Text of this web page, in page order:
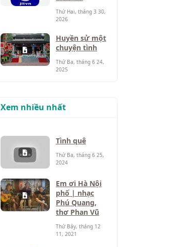
Thứ Hai, tháng 3 30,
2026
Huyền sử một
chuyện tình
Thứ Ba, tháng 6 24,
2025
Xem nhiều nhất
Tình quê
Thứ Ba, tháng 6 25,
2024
Em ơi Hà Nội
phố | nhạc
Phú Quang,
thơ Phan Vũ
Thứ Bảy, tháng 12
11, 2021